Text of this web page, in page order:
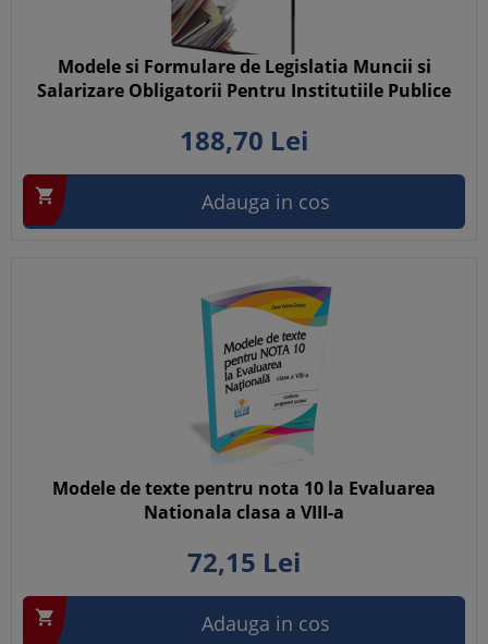
Modele si Formulare de Legislatia Muncii si
Salarizare Obligatorii Pentru Institutiile Publice
188,70 Lei
 Adauga in cos
Modele de texte pentru nota 10 la Evaluarea
Nationala clasa a VIII-a
72,15 Lei
 Adauga in cos